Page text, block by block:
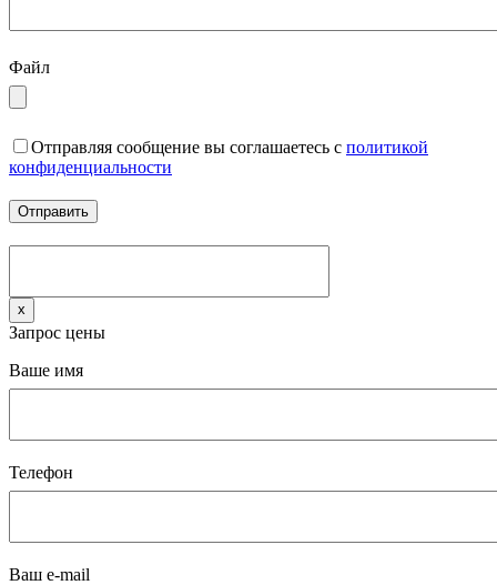
Файл
Отправляя сообщение вы соглашаетесь с политикой
конфиденциальности
x
Запрос цены
Ваше имя
Телефон
Ваш e-mail